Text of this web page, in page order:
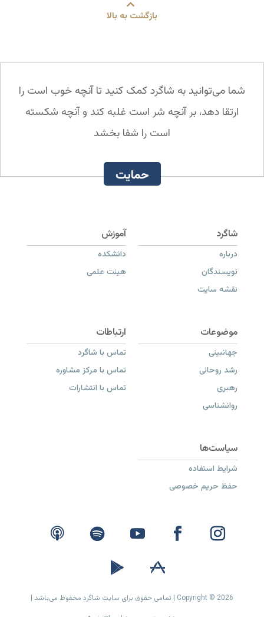
بازگشت به بالا
شما می‌توانید به شاگرد کمک کنید تا آنچه خوب است را
ارتقا دهد، بر آنچه شر است غلبه کند و آنچه شکسته
است را شفا بخشد
حمایت
درباره
نویسندگان
نقشه سایت
دانشکده
هیئت علمی
جهانبینی
رشد روحانی
رهبری
روانشناسی
تماس با شاگرد
تماس با مرکز مشاوره
تماس با انتشارات
شرایط استفاده
حفظ حریم خصوصی
Copyright © 2026 | تمامی حقوق برای سایت شاگرد محفوظ می‌باشد |